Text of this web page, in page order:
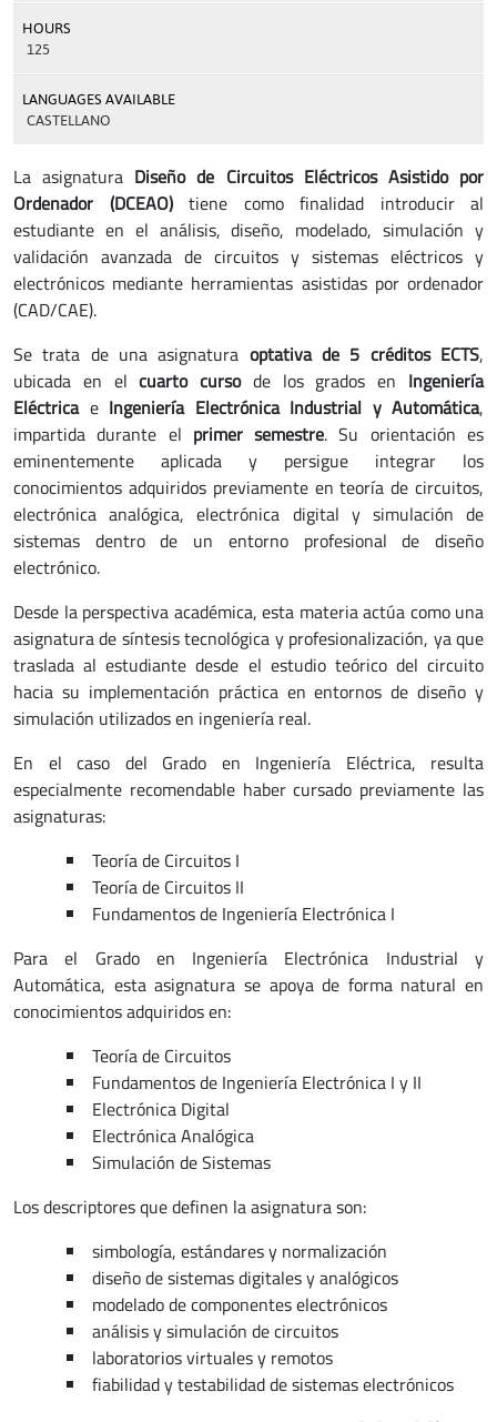
HOURS
125
LANGUAGES AVAILABLE
CASTELLANO
La asignatura Diseño de Circuitos Eléctricos Asistido por
Ordenador (DCEAO)tiene como finalidad introducir al
estudiante en el análisis, diseño, modelado, simulación y
validación avanzada de circuitos y sistemas eléctricos y
electrónicos mediante herramientas asistidas por ordenador
(CAD/CAE).
Se trata de una asignatura optativa de 5 créditos ECTS,
ubicada en elcuarto cursode los grados en Ingeniería
Eléctricae Ingeniería Electrónica Industrial y Automática,
impartida durante el primer semestre. Su orientación es
eminentemente aplicada y persigue integrar los
conocimientos adquiridos previamente en teoría de circuitos,
electrónica analógica, electrónica digital y simulación de
sistemas dentro de un entorno profesional de diseño
electrónico.
Desde la perspectiva académica, esta materia actúa como una
asignatura de síntesis tecnológica y profesionalización, ya que
traslada al estudiante desde el estudio teórico del circuito
hacia su implementación práctica en entornos de diseño y
simulación utilizados en ingeniería real.
En el caso del Grado en Ingeniería Eléctrica, resulta
especialmente recomendable haber cursado previamente las
asignaturas:
Teoría de Circuitos I
Teoría de Circuitos II
Fundamentos de Ingeniería Electrónica I
Para el Grado en Ingeniería Electrónica Industrial y
Automática, esta asignatura se apoya de forma natural en
conocimientos adquiridos en:
Teoría de Circuitos
Fundamentos de Ingeniería Electrónica I y II
Electrónica Digital
Electrónica Analógica
Simulación de Sistemas
Los descriptores que definen la asignatura son:
simbología, estándares y normalización
diseño de sistemas digitales y analógicos
modelado de componentes electrónicos
análisis y simulación de circuitos
laboratorios virtuales y remotos
fiabilidad y testabilidad de sistemas electrónicos